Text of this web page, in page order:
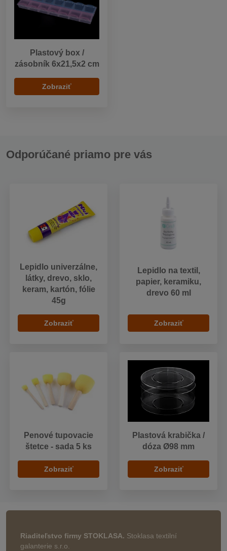
Plastový box /
zásobník 6x21,5x2 cm
Zobraziť
Odporúčané priamo pre vás
Lepidlo univerzálne,
látky, drevo, sklo,
keram, kartón, fólie
45g
Zobraziť
Lepidlo na textil,
papier, keramiku,
drevo 60 ml
Zobraziť
Penové tupovacie
štetce - sada 5 ks
Zobraziť
Plastová krabička /
dóza Ø98 mm
Zobraziť
Riaditeľstvo firmy STOKLASA. Stoklasa textilní
galanterie s.r.o.